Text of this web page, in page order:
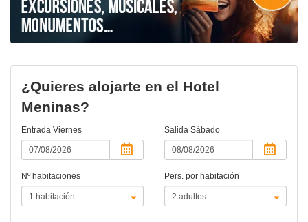
¿Quieres alojarte en el Hotel
Meninas?
Entrada Viernes Salida Sábado
Nº habitaciones Pers. por habitación